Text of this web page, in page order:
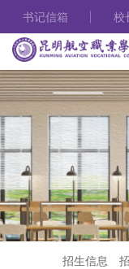
书记信箱 校
招生信息